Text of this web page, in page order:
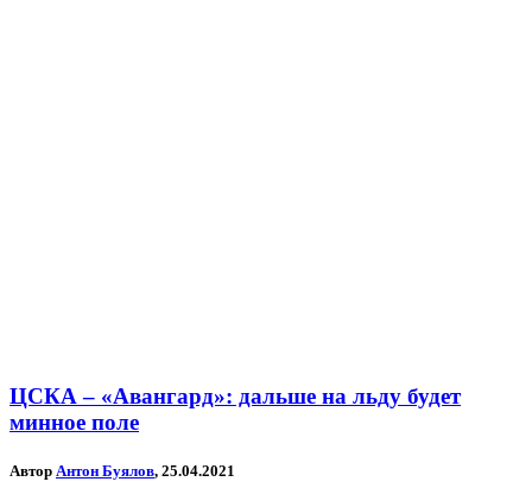
ЦСКА – «Авангард»: дальше на льду будет
минное поле
Автор Антон Буялов, 25.04.2021